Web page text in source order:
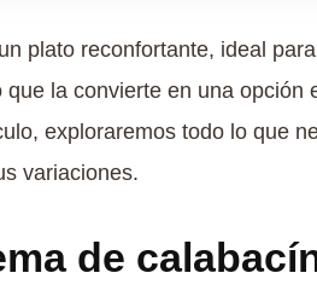
plato reconfortante, ideal
la convierte en una opción
exploraremos todo lo que
variaciones.
de